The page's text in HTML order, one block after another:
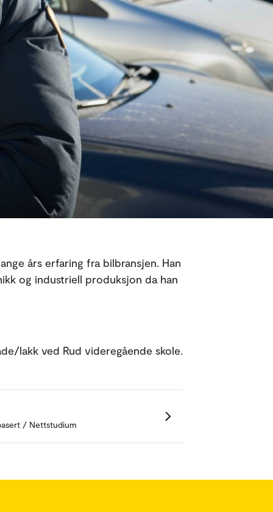
års erfaring fra bilbransjen. Han
og industriell produksjon da han
lakk ved Rud videregående skole.
/ Nettstudium